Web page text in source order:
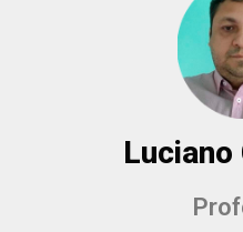
Luciano